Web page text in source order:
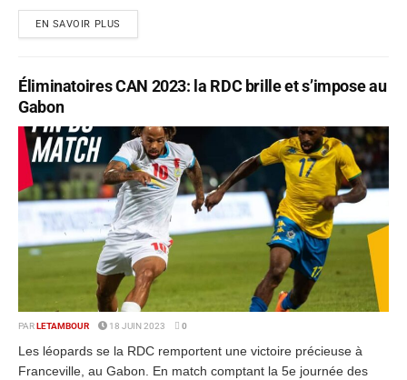
EN SAVOIR PLUS
Éliminatoires CAN 2023: la RDC brille et s’impose au
Gabon
PAR LETAMBOUR 18 JUIN 2023 0
Les léopards se la RDC remportent une victoire précieuse à
Franceville, au Gabon. En match comptant la 5e journée des